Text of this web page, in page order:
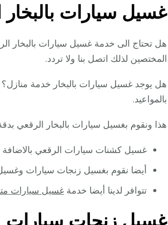
غسيل سيارات بالبخار
هل تحتاج الى خدمة غسيل سيارات بالبخار
المختصين لذلك اتصل بنا ولا تردد.
هل يوجد غسيل سيارات بالبخار خدمة منازل؟
بالمواعيد.
هذا ونقوم بغسيل سيارات بالبخار الرقعي
غسيل كشنات سيارات الرقعي
أيضا نقوم بغسيل زنجات سيارات
تتوافر لدينا أيضا خدمة غسيل سيارات
غسيل زنجات سيارات